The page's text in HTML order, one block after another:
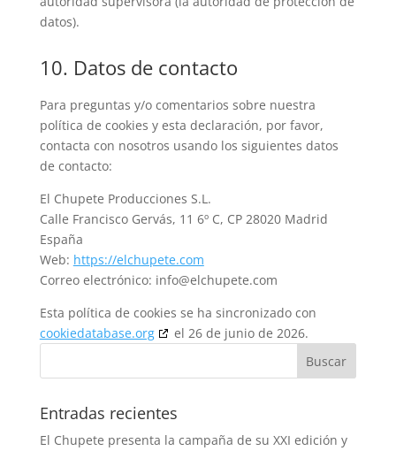
datos).
10. Datos de contacto
Para preguntas y/o comentarios sobre nuestra
política de cookies y esta declaración, por favor,
contacta con nosotros usando los siguientes datos
de contacto:
El Chupete Producciones S.L.
Calle Francisco Gervás, 11 6º C, CP 28020 Madrid
España
Web: https://elchupete.com
Correo electrónico: info@elchupete.com
Esta política de cookies se ha sincronizado con
cookiedatabase.org
el 26 de junio de 2026.
Entradas recientes
El Chupete presenta la campaña de su XXI edición y